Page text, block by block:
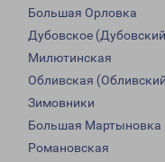
Большая Орловка
Дубовское
Милютинская
Обливская
Зимовники
Большая Мартыновка
Романовская